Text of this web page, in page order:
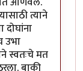
त्याने
उभा
स्वतःचे मत